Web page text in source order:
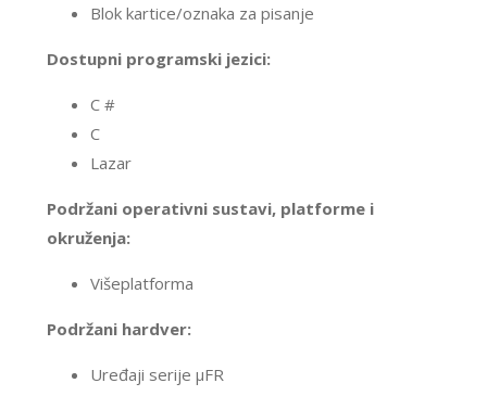
Blok kartice/oznaka za pisanje
Dostupni programski jezici:
C #
C
Lazar
Podržani operativni sustavi, platforme i
okruženja:
Višeplatforma
Podržani hardver:
Uređaji serije μFR